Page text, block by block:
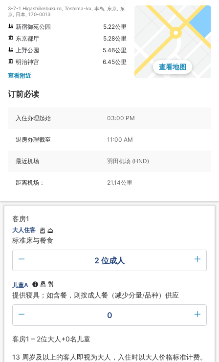
3-7-1 Higashiikebukuro, Toshima-ku, 丰岛, 东京, 东
京, 日本, 170-0013
新宿御苑公园
5.22公里
东京都厅
5.28公里
上野公园
5.46公里
明治神宫
6.45公里
查看附近
查看地图
订前必读
入住办理起始 03:00 PM
退房办理截至 11:00 AM
最近机场 羽田机场 (HND)
距离机场： 21.14公里
客房1
大人住客
标准床与餐食
2 位成人
儿童A
提供寝具；如含餐，则按成人餐（减少分量/品种）供应
0
客房1 – 2位大人+0名儿童
13 周岁及以上的客人即视为大人，入住时以大人价格标准计费。